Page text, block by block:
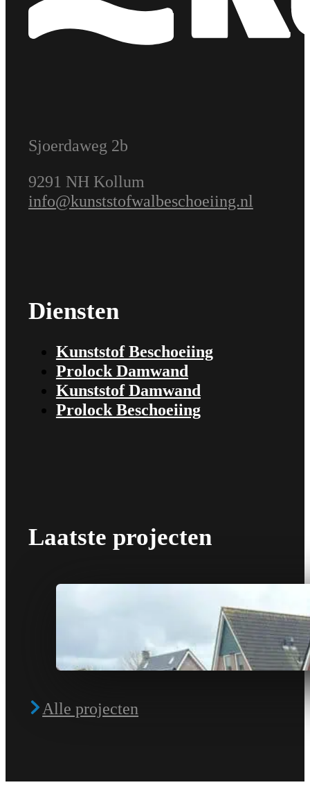
Sjoerdaweg 2b
9291 NH Kollum
info@kunststofwalbeschoeiing.nl
Diensten
Kunststof Beschoeiing
Prolock Damwand
Kunststof Damwand
Prolock Beschoeiing
Laatste projecten
Alle projecten